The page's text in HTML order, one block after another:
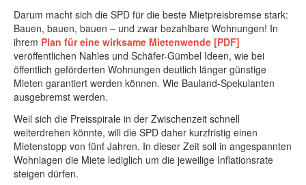
Darum macht sich die SPD für die beste Mietpreisbremse stark:
Bauen, bauen, bauen – und zwar bezahlbare Wohnungen! In
ihrem Plan für eine wirksame Mietenwende [PDF]
veröffentlichen Nahles und Schäfer-Gümbel Ideen, wie bei
öffentlich geförderten Wohnungen deutlich länger günstige
Mieten garantiert werden können. Wie Bauland-Spekulanten
ausgebremst werden.
Weil sich die Preisspirale in der Zwischenzeit schnell
weiterdrehen könnte, will die SPD daher kurzfristig einen
Mietenstopp von fünf Jahren. In dieser Zeit soll in angespannten
Wohnlagen die Miete lediglich um die jeweilige Inflationsrate
steigen dürfen.